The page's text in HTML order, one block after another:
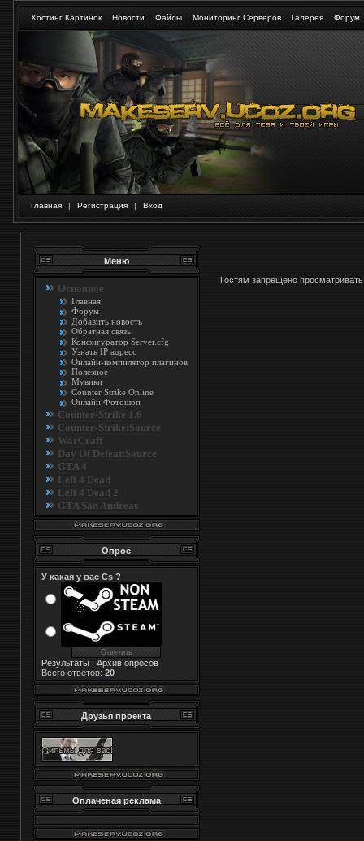
Хостинг Картинок Новости Файлы Мониторинг Серверов Галерея Форум
Главная | Регистрация | Вход
Меню
Основное
Главная
Форум
Добавить новость
Обратная связь
Конфигуратор Server.cfg
Узнать IP адресс
Онлайн-компилятор плагинов
Полезное
Мувики
Counter Strike Online
Онлайн Фотошоп
Counter-Strike 1.6
Counter-Strike:Source
WarCraft
Day Of Defeat:Source
GTA 4
Left 4 Dead
Left 4 Dead 2
GTA San Andreas
Опрос
У какая у вас Cs ?
Результаты| Архив опросов
Всего ответов: 20
Друзья проекта
Оплаченая реклама
Гостям запрещено